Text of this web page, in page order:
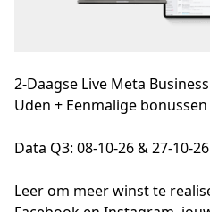
2-Daagse Live Meta
Uden + Eenmalige bonussen
Data Q3: 08-10-26 & 27-10-
Leer om meer winst te